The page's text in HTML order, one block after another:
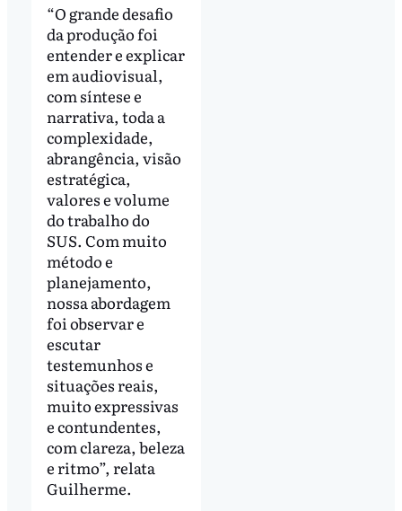
“O grande desafio
da produção foi
entender e explicar
em audiovisual,
com síntese e
narrativa, toda a
complexidade,
abrangência, visão
estratégica,
valores e volume
do trabalho do
SUS. Com muito
método e
planejamento,
nossa abordagem
foi observar e
escutar
testemunhos e
situações reais,
muito expressivas
e contundentes,
com clareza, beleza
e ritmo”, relata
Guilherme.